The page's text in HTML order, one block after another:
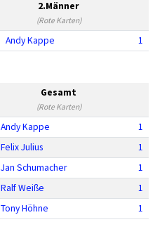
2.Männer
(Rote Karten)
Andy Kappe 1
Gesamt
(Rote Karten)
Andy Kappe
1
Felix Julius
1
Jan Schumacher
1
Ralf Weiße
1
Tony Höhne
1